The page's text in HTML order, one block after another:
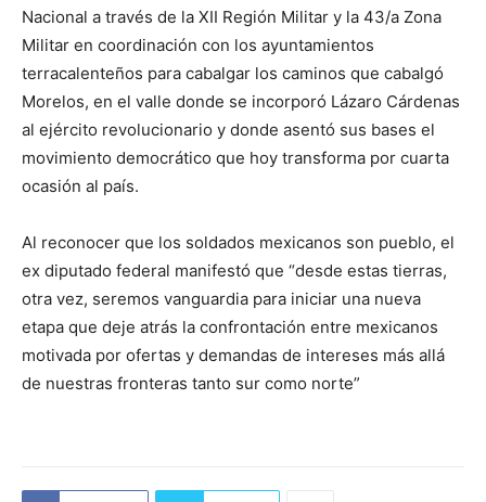
Nacional a través de la XII Región Militar y la 43/a Zona
Militar en coordinación con los ayuntamientos
terracalenteños para cabalgar los caminos que cabalgó
Morelos, en el valle donde se incorporó Lázaro Cárdenas
al ejército revolucionario y donde asentó sus bases el
movimiento democrático que hoy transforma por cuarta
ocasión al país.
Al reconocer que los soldados mexicanos son pueblo, el
ex diputado federal manifestó que “desde estas tierras,
otra vez, seremos vanguardia para iniciar una nueva
etapa que deje atrás la confrontación entre mexicanos
motivada por ofertas y demandas de intereses más allá
de nuestras fronteras tanto sur como norte”